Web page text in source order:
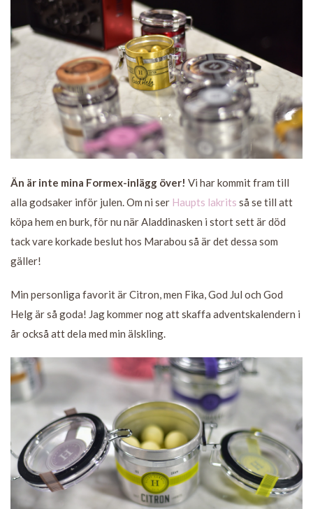
Än är inte mina Formex-inlägg över! Vi har kommit fram till
alla godsaker inför julen. Om ni ser Haupts lakrits så se till att
köpa hem en burk, för nu när Aladdinasken i stort sett är död
tack vare korkade beslut hos Marabou så är det dessa som
gäller!
Min personliga favorit är Citron, men Fika, God Jul och God
Helg är så goda! Jag kommer nog att skaffa adventskalendern i
år också att dela med min älskling.